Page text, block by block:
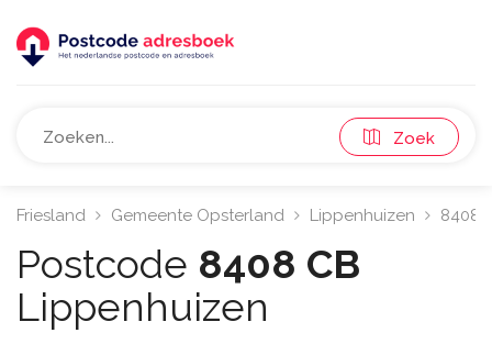
Zoek
Friesland Gemeente Opsterland Lippenhuizen 8408
Postcode 8408 CB
Lippenhuizen